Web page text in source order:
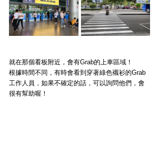
就在那個看板附近，會有Grab的上車區域！
根據時間不同，有時會看到穿著綠色襯衫的Grab
工作人員，如果不確定的話，可以詢問他們，會
很有幫助喔！